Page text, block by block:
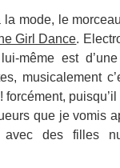
la mode, le
Girl Dance.
même est
musicalement
que je vomis
avec des filles